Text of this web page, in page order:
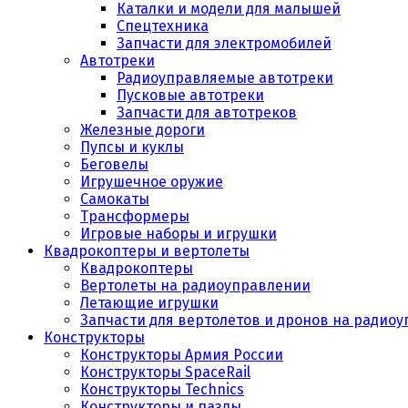
Каталки и модели для малышей
Спецтехника
Запчасти для электромобилей
Автотреки
Радиоуправляемые автотреки
Пусковые автотреки
Запчасти для автотреков
Железные дороги
Пупсы и куклы
Беговелы
Игрушечное оружие
Самокаты
Трансформеры
Игровые наборы и игрушки
Квадрокоптеры и вертолеты
Квадрокоптеры
Вертолеты на радиоуправлении
Летающие игрушки
Запчасти для вертолетов и дронов на
Конструкторы
Конструкторы Армия России
Конструкторы SpaceRail
Конструкторы Technics